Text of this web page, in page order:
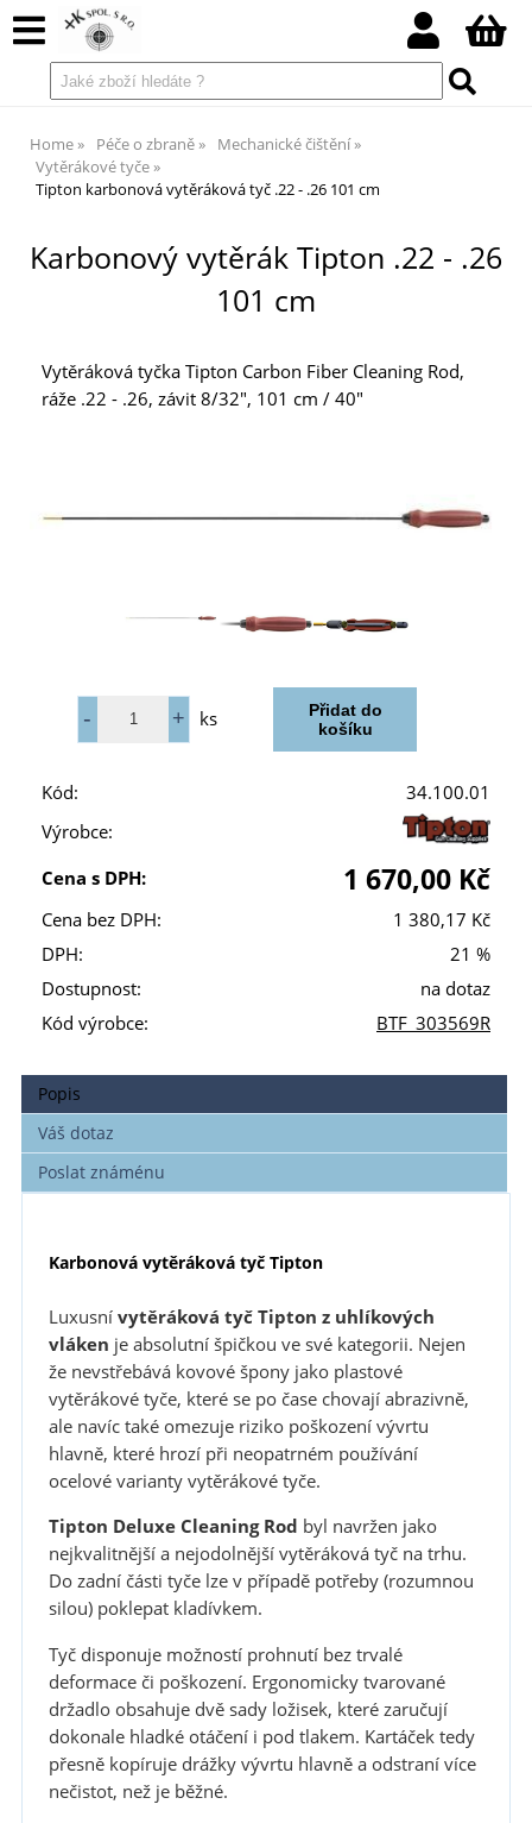
Home Péče o zbraně
Mechanické čištění
Vytěrákové tyče
Tipton karbonová vytěráková tyč .22 - .26 101 cm
Karbonový vytěrák Tipton .22 - .26
101 cm
Vytěráková tyčka Tipton Carbon Fiber Cleaning Rod,
ráže .22 - .26, závit 8/32", 101 cm / 40"
ks
Kód:
34.100.01
Výrobce:
Cena s DPH:
1 670,00 Kč
Cena bez DPH:
1 380,17 Kč
DPH:
21 %
Dostupnost:
na dotaz
Kód výrobce:
BTF_303569R
Popis
Váš dotaz
Poslat známénu
Karbonová vytěráková tyč Tipton
Luxusnívytěráková tyč Tipton z uhlíkových
vláken je absolutní špičkou ve své kategorii. Nejen
že nevstřebává kovové špony jako plastové
vytěrákové tyče, které se po čase chovají abrazivně,
ale navíc také omezuje riziko poškození vývrtu
hlavně, které hrozí při neopatrném používání
ocelové varianty vytěrákové tyče.
Tipton Deluxe Cleaning Rod byl navržen jako
nejkvalitnější a nejodolnější vytěráková tyč na trhu.
Do zadní části tyče lze v případě potřeby (rozumnou
silou) poklepat kladívkem.
Tyč disponuje možností prohnutí bez trvalé
deformace či poškození. Ergonomicky tvarované
držadlo obsahuje dvě sady ložisek, které zaručují
dokonale hladké otáčení i pod tlakem. Kartáček tedy
přesně kopíruje drážky vývrtu hlavně a odstraní více
nečistot, než je běžné.